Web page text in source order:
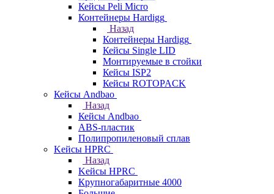
Кейсы Peli Micro
Контейнеры Hardigg
Назад
Контейнеры Hardigg
Кейсы Single LID
Монтируемые в стойки
Кейсы ISP2
Кейсы ROTOPACK
Кейсы Andbao
Назад
Кейсы Andbao
ABS-пластик
Полипропиленовый сплав
Kейсы HPRC
Назад
Kейсы HPRC
Крупногабаритные 4000